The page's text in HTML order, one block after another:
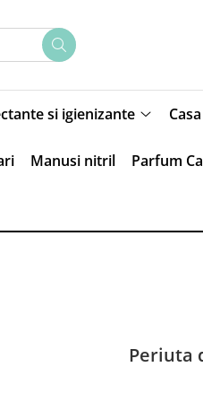
si igienizante Casa
Manusi nitril Parfum
Periuta